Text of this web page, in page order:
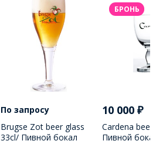
По запросу
Brugse Zot beer glass
33cl/ Пивной бокал
БРОНЬ
10 000 ₽
Cardena beer
Пивной